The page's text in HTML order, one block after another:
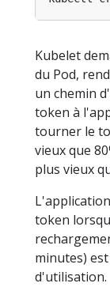
Kubelet
du Pod,
un chemin
token à
tourner le
vieux que
plus vieux
token
minutes)
d'utilisation.